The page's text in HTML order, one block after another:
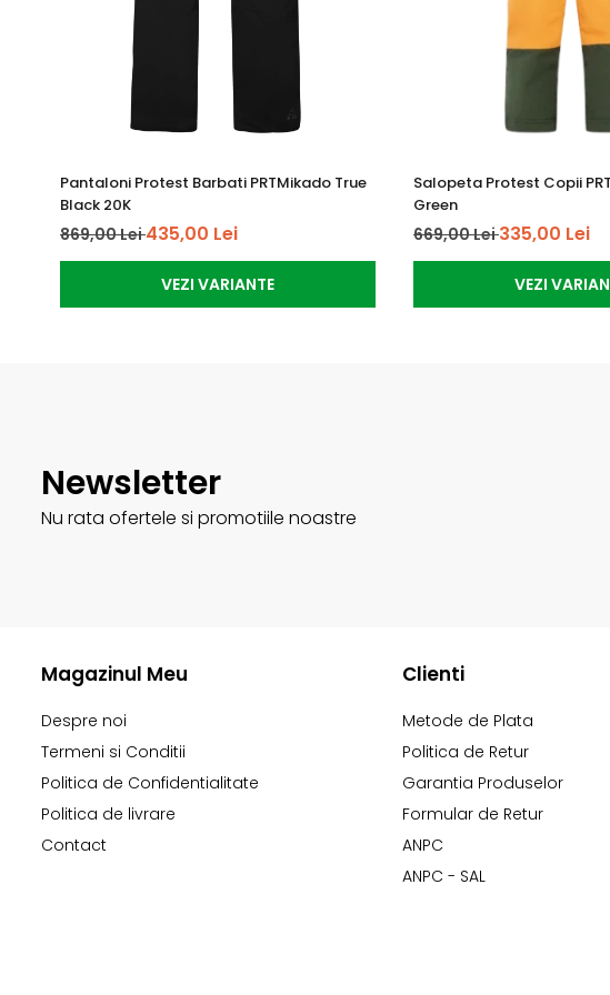
Pantaloni Protest Barbati PRTMikado True
Black 20K
869,00 Lei435,00 Lei
VEZI VARIANTE
Salopeta Protest Copii
Green
669,00 Lei335,00 Lei
VEZI
Newsletter
Nu rata ofertele si promotiile noastre
Magazinul Meu
Despre noi
Termeni si Conditii
Politica de Confidentialitate
Politica de livrare
Contact
Clienti
Metode de Plata
Politica de Retur
Garantia Produselor
Formular de Retur
ANPC
ANPC - SAL